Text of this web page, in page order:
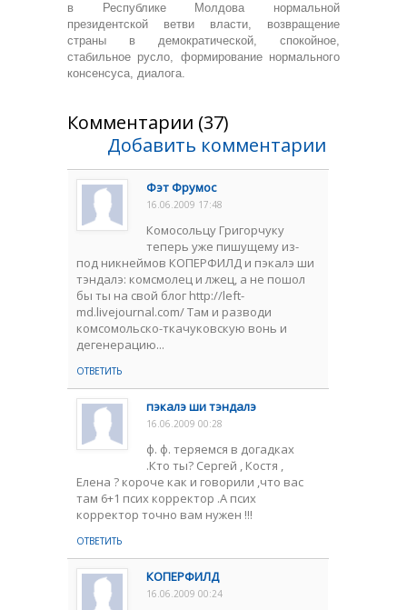
в Республике Молдова нормальной
президентской ветви власти, возвращение
страны в демократической, спокойное,
стабильное русло, формирование нормального
консенсуса, диалога.
Комментарии (37)
Добавить комментарии
Фэт Фрумос
16.06.2009 17:48
Комосольцу Григорчуку
теперь уже пишущему из-
под никнеймов КОПЕРФИЛД и пэкалэ ши
тэндалэ: комсмолец и лжец, а не пошол
бы ты на свой блог http://left-
md.livejournal.com/ Там и разводи
комсомольско-ткачуковскую вонь и
дегенерацию...
ОТВЕТИТЬ
пэкалэ ши тэндалэ
16.06.2009 00:28
ф. ф. теряемся в догадках
.Кто ты? Сергей , Костя ,
Елена ? короче как и говорили ,что вас
там 6+1 псих корректор .А псих
корректор точно вам нужен !!!
ОТВЕТИТЬ
КОПЕРФИЛД
16.06.2009 00:24